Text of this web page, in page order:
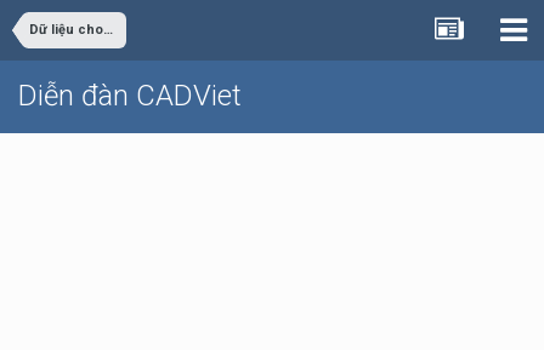
Dữ liệu cho sinh viên đồ án
Diễn đàn CADViet